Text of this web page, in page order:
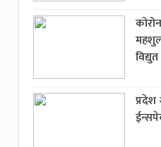
प्रदेश